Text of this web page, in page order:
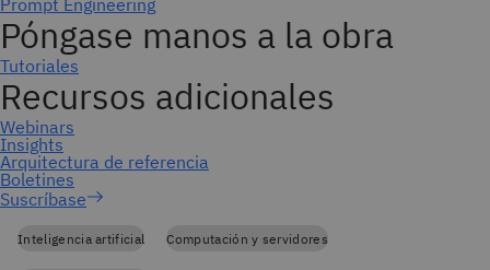
Suscríbase
Inteligencia artificial Computación y servidores